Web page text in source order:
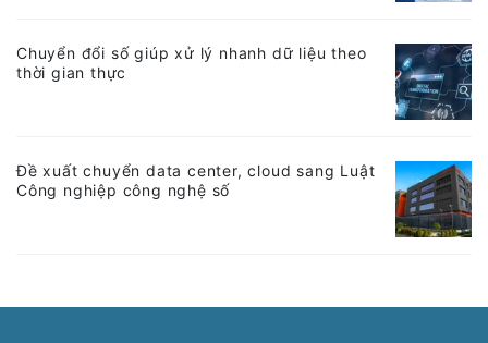
Chuyển đổi số giúp xử lý nhanh dữ liệu theo
thời gian thực
Đề xuất chuyển data center, cloud sang Luật
Công nghiệp công nghệ số